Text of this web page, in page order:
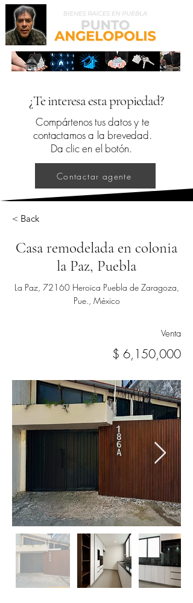
¿Te interesa esta propiedad?
Compártenos tus datos y te
contactamos a la brevedad.
Da clic en el botón.
Contactar agente
< Back
Casa remodelada en colonia
la Paz, Puebla
La Paz, 72160 Heroica Puebla de Zaragoza,
Pue., México
Venta
$ 6,150,000